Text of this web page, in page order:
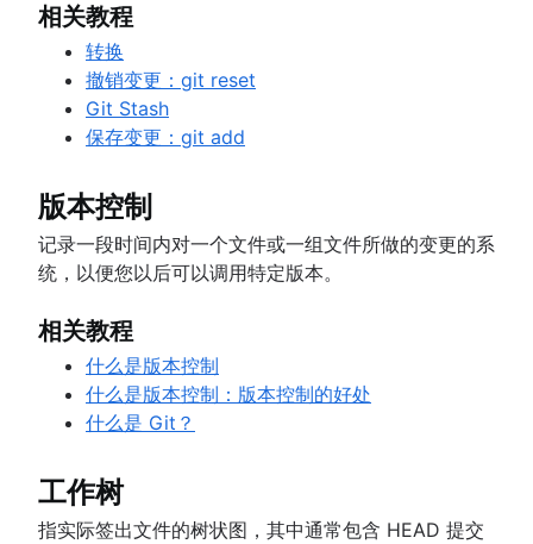
相关教程
转换
撤销变更：git reset
Git Stash
保存变更：git add
版本控制
记录一段时间内对一个文件或一组文件所做的变更的系
统，以便您以后可以调用特定版本。
相关教程
什么是版本控制
什么是版本控制：版本控制的好处
什么是 Git？
工作树
指实际签出文件的树状图，其中通常包含 HEAD 提交